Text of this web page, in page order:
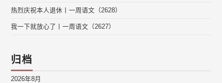
热烈庆祝本人退休丨一周语文（2628）
我一下就放心了丨一周语文（2627）
归档
2026年8月